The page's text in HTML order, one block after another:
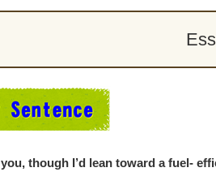
you, though I’d lean toward a fuel-